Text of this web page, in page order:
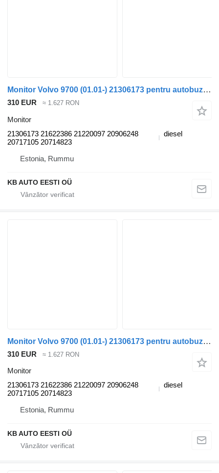
Monitor Volvo 9700 (01.01-) 21306173 pentru autobuz Volvo 7700-9900 bus (1999-)
310 EUR ≈ 1.627 RON
Monitor
21306173 21622386 21220097 20906248
20717105 20714823
diesel
Estonia, Rummu
KB AUTO EESTI OÜ
Monitor Volvo 9700 (01.01-) 21306173 pentru autobuz Volvo 9700 7700-9900 bus (1999-)
310 EUR ≈ 1.627 RON
Monitor
21306173 21622386 21220097 20906248
20717105 20714823
diesel
Estonia, Rummu
KB AUTO EESTI OÜ